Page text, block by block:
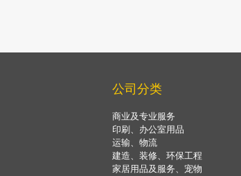
公司分类
商业及专业服务
印刷、办公室用品
运输、物流
建造、装修、环保工程
家居用品及服务、宠物